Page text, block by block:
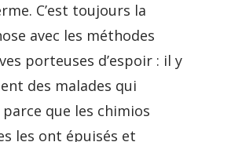
C’est toujours la
avec les méthodes
porteuses d’espoir : il y
des malades qui
que les chimios
les ont épuisés et